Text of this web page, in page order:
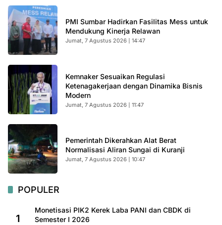
PMI Sumbar Hadirkan Fasilitas Mess untuk
Mendukung Kinerja Relawan
Jumat, 7 Agustus 2026 | 14:47
Kemnaker Sesuaikan Regulasi
Ketenagakerjaan dengan Dinamika Bisnis
Modern
Jumat, 7 Agustus 2026 | 11:47
Pemerintah Dikerahkan Alat Berat
Normalisasi Aliran Sungai di Kuranji
Jumat, 7 Agustus 2026 | 10:47
POPULER
1
Monetisasi PIK2 Kerek Laba PANI dan CBDK di
Semester I 2026